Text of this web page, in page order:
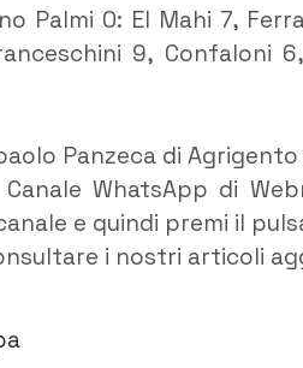
Palmi 0: El Mahi 7,
9, Confaloni
Panzeca di
Canale WhatsApp di
e quindi premi il
i nostri articoli